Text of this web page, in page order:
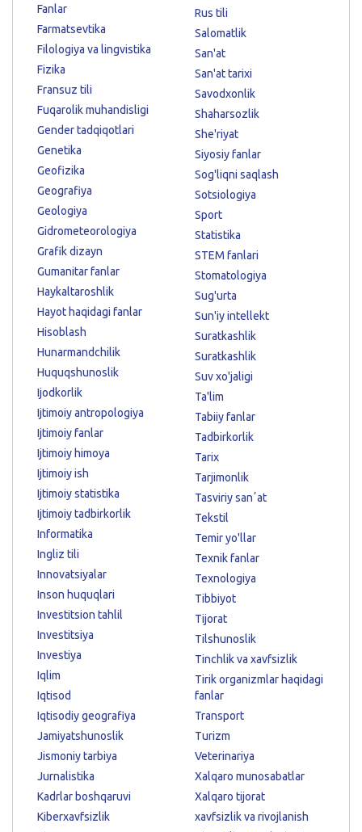
Fanlar
Farmatsevtika
Filologiya va lingvistika
Fizika
Fransuz tili
Fuqarolik muhandisligi
Gender tadqiqotlari
Genetika
Geofizika
Geografiya
Geologiya
Gidrometeorologiya
Grafik dizayn
Gumanitar fanlar
Haykaltaroshlik
Hayot haqidagi fanlar
Hisoblash
Hunarmandchilik
Huquqshunoslik
Ijodkorlik
Ijtimoiy antropologiya
Ijtimoiy fanlar
Ijtimoiy himoya
Ijtimoiy ish
Ijtimoiy statistika
Ijtimoiy tadbirkorlik
Informatika
Ingliz tili
Innovatsiyalar
Inson huquqlari
Investitsion tahlil
Investitsiya
Investiya
Iqlim
Iqtisod
Iqtisodiy geografiya
Jamiyatshunoslik
Jismoniy tarbiya
Jurnalistika
Kadrlar boshqaruvi
Kiberxavfsizlik
Rus tili
Salomatlik
San'at
San'at tarixi
Savodxonlik
Shaharsozlik
She'riyat
Siyosiy fanlar
Sog'liqni saqlash
Sotsiologiya
Sport
Statistika
STEM fanlari
Stomatologiya
Sug'urta
Sun'iy intellekt
Suratkashlik
Suratkashlik
Suv xo'jaligi
Ta'lim
Tabiiy fanlar
Tadbirkorlik
Tarix
Tarjimonlik
Tasviriy sanʼat
Tekstil
Temir yo'llar
Texnik fanlar
Texnologiya
Tibbiyot
Tijorat
Tilshunoslik
Tinchlik va xavfsizlik
Tirik organizmlar haqidagi
fanlar
Transport
Turizm
Veterinariya
Xalqaro munosabatlar
Xalqaro tijorat
xavfsizlik va rivojlanish